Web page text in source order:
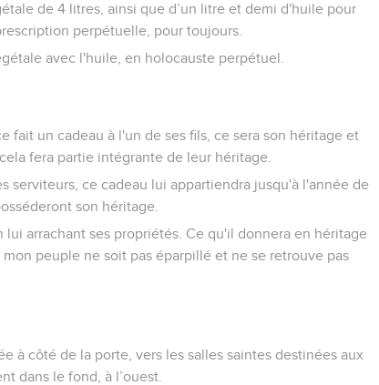
de 4 litres, ainsi que d’un litre et demi d'huile pour
perpétuelle, pour toujours.
avec l'huile, en holocauste perpétuel.
fait un cadeau à l'un de ses fils, ce sera son héritage et
fera partie intégrante de leur héritage.
serviteurs, ce cadeau lui appartiendra jusqu'à l'année de
son héritage.
lui arrachant ses propriétés. Ce qu'il donnera en héritage
peuple ne soit pas éparpillé et ne se retrouve pas
à côté de la porte, vers les salles saintes destinées aux
dans le fond, à l’ouest.